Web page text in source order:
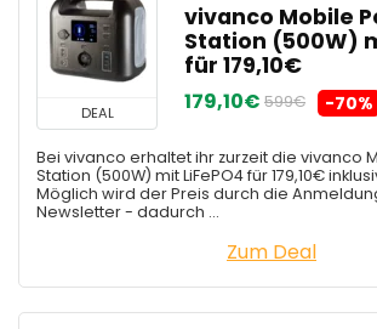
DEAL
vivanco Mobile
Station (500W)
für 179,10€
179,10€ 599€ -70%
Bei vivanco erhaltet ihr zurzeit die vivanco
Station (500W) mit LiFePO4 für 179,10€
Möglich wird der Preis durch die
Newsletter - dadurch ...
Zum Deal